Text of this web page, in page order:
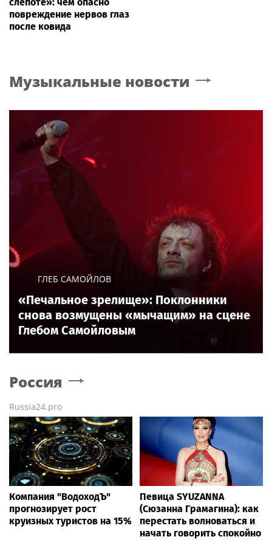
повреждение нервов глаз
после ковида
Музыкальные новости
ГЛЕБ САМОЙЛОВ
«Печальное зрелище»: Поклонники
снова возмущены «мычащим» на сцене
Глебом Самойловым
Россия
Russia24.pro
Компания "ВодоходЪ"
прогнозирует рост
круизных туристов на 15%
Певица SYUZANNA
(Сюзанна Грамагина): как
перестать волноваться и
начать говорить спокойно